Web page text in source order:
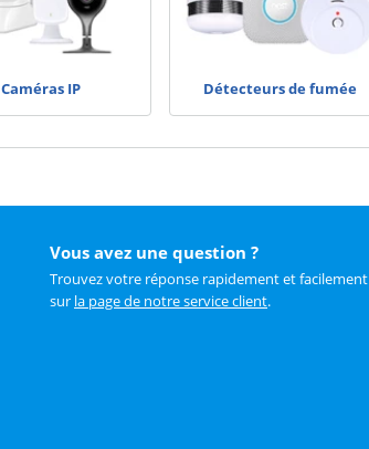
Caméras IP Détecteurs de fumée
Vous avez une question ?
Trouvez votre réponse rapidement et facilement
sur la page de notre service client.